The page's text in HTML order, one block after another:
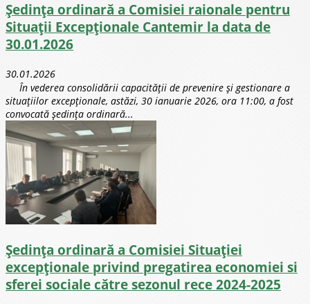
Ședința ordinară a Comisiei raionale pentru
Situații Excepționale Cantemir la data de
30.01.2026
30.01.2026
În vederea consolidării capacității de prevenire și gestionare a
situațiilor excepționale, astăzi, 30 ianuarie 2026, ora 11:00, a fost
convocată ședința ordinară...
Ședința ordinară a Comisiei Situației
excepționale privind pregatirea economiei si
sferei sociale către sezonul rece 2024-2025